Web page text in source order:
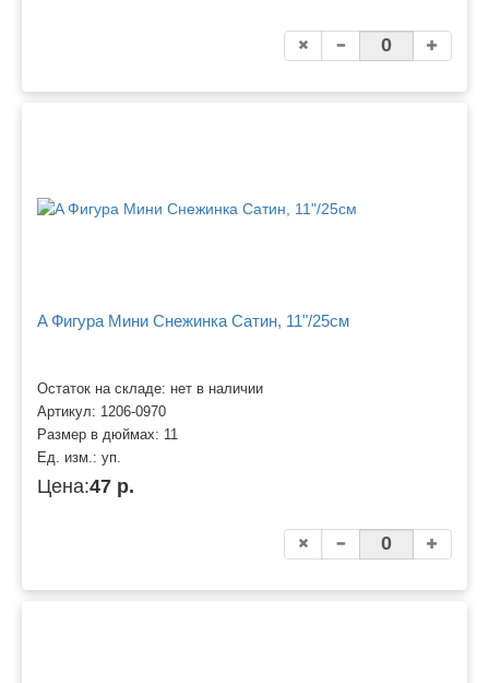
A Фигура Мини Снежинка Сатин, 11"/25см
Остаток на складе: нет в наличии
Артикул: 1206-0970
Размер в дюймах: 11
Ед. изм.: уп.
Цена:47 р.